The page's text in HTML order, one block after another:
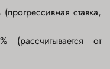
ставка,
(рассчитывается от